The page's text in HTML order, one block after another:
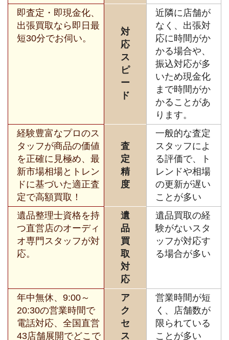
即査定・即現金化、
出張買取なら即日最
短30分でお伺い。
対
応
ス
ピ
ー
ド
近隣に店舗が
なく、出張対
応に時間がか
かる場合や、
振込対応が多
いため現金化
まで時間がか
かることがあ
ります。
経験豊富なプロのス
タッフが商品の価値
を正確に見極め、最
新市場相場とトレン
ドに基づいた適正査
定で高額買取！
査
定
精
度
一般的な査定
スタッフによ
る評価で、ト
レンドや相場
の更新が遅い
ことが多い
遺品整理士資格を持
つ直営店のオーディ
オ専門スタッフが対
応。
遺
品
買
取
対
応
遺品買取の経
験がないスタ
ッフが対応す
る場合が多い
年中無休、9:00～
20:30の営業時間で
電話対応、全国直営
43店舗展開でどこで
ア
ク
セ
ス
営業時間が短
く、店舗数が
限られている
ことが多い